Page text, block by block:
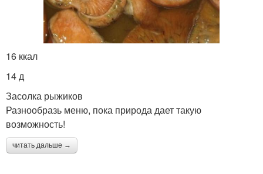
16 ккал
14 д
Засолка рыжиков
Разнообразь меню, пока природа дает такую
возможность!
читать дальше →